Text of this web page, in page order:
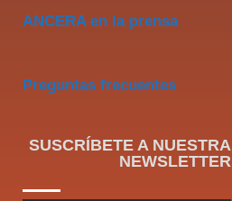
ANCERA en la prensa
Preguntas frecuentes
SUSCRÍBETE A NUESTRA
NEWSLETTER